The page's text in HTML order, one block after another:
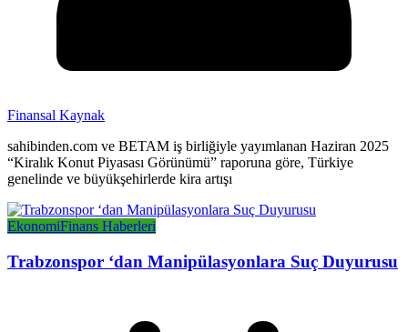
Finansal Kaynak
sahibinden.com ve BETAM iş birliğiyle yayımlanan Haziran 2025
“Kiralık Konut Piyasası Görünümü” raporuna göre, Türkiye
genelinde ve büyükşehirlerde kira artışı
EkonomiFinans Haberleri
Trabzonspor ‘dan Manipülasyonlara Suç Duyurusu